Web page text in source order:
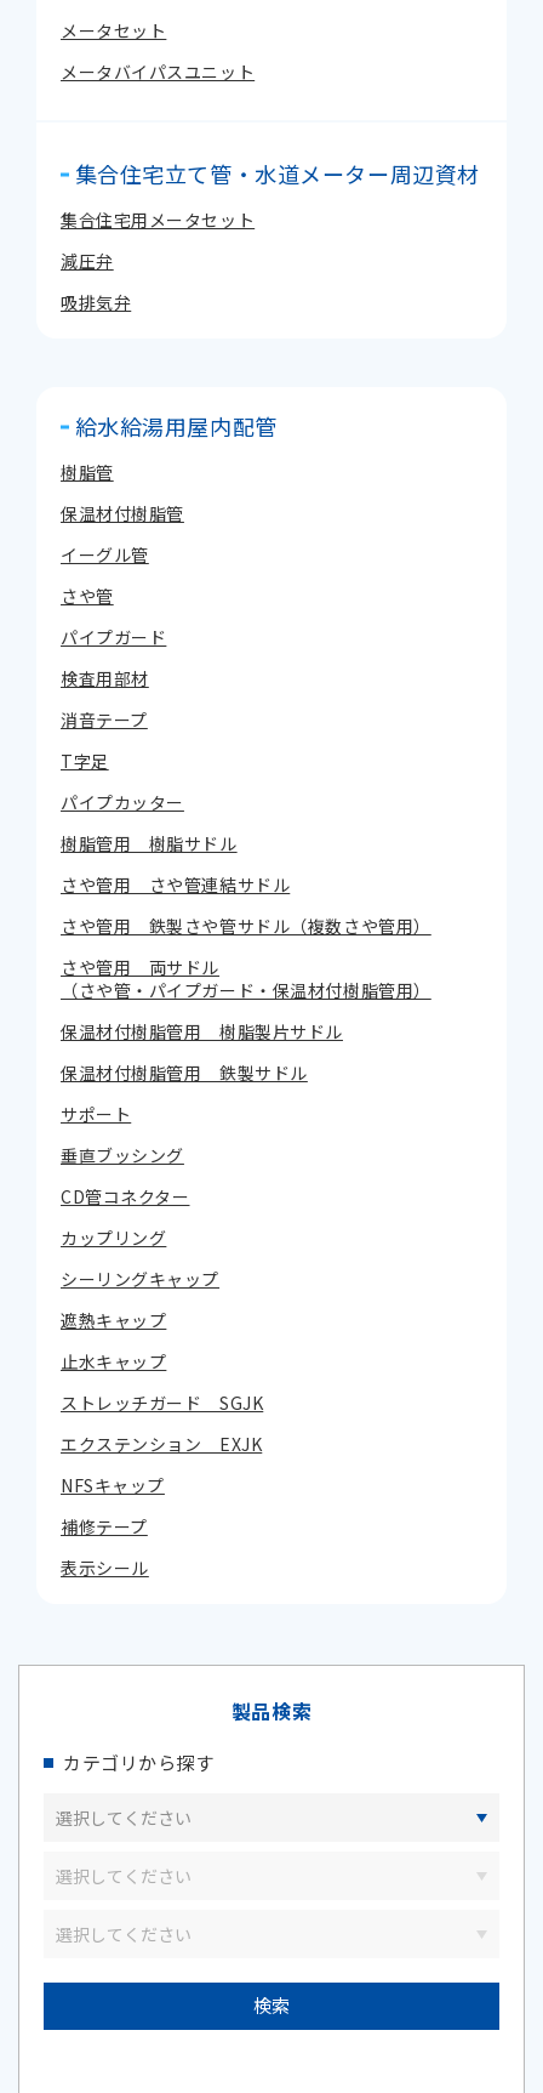
メータセット
メータバイパスユニット
集合住宅立て管・水道メーター周辺資材
集合住宅用メータセット
減圧弁
吸排気弁
給水給湯用屋内配管
樹脂管
保温材付樹脂管
イーグル管
さや管
パイプガード
検査用部材
消音テープ
T字足
パイプカッター
樹脂管用 樹脂サドル
さや管用 さや管連結サドル
さや管用 鉄製さや管サドル（複数さや管用）
さや管用 両サドル
（さや管・パイプガード・保温材付樹脂管用）
保温材付樹脂管用 樹脂製片サドル
保温材付樹脂管用 鉄製サドル
サポート
垂直ブッシング
CD管コネクター
カップリング
シーリングキャップ
遮熱キャップ
止水キャップ
ストレッチガード SGJK
エクステンション EXJK
NFSキャップ
補修テープ
表示シール
製品検索
カテゴリから探す